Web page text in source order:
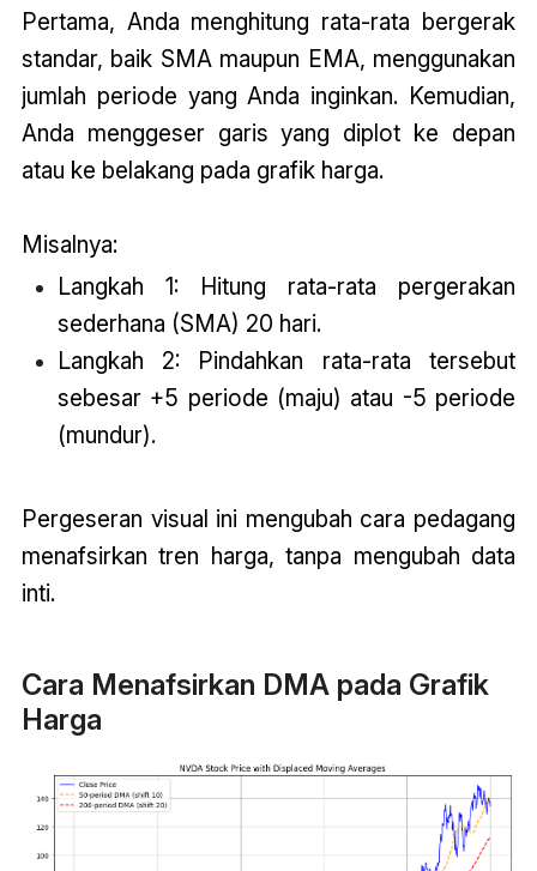
Pertama, Anda menghitung rata-rata bergerak
standar, baik SMA maupun EMA, menggunakan
jumlah periode yang Anda inginkan. Kemudian,
Anda menggeser garis yang diplot ke depan
atau ke belakang pada grafik harga.
Misalnya:
Langkah 1: Hitung rata-rata pergerakan
sederhana (SMA) 20 hari.
Langkah 2: Pindahkan rata-rata tersebut
sebesar +5 periode (maju) atau -5 periode
(mundur).
Pergeseran visual ini mengubah cara pedagang
menafsirkan tren harga, tanpa mengubah data
inti.
Cara Menafsirkan DMA pada Grafik
Harga